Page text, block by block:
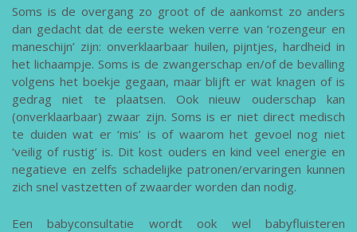
Soms is de overgang zo groot of de aankomst zo anders
dan gedacht dat de eerste weken verre van ‘rozengeur en
maneschijn’ zijn: onverklaarbaar huilen, pijntjes, hardheid in
het lichaampje. Soms is de zwangerschap en/of de bevalling
volgens het boekje gegaan, maar blijft er wat knagen of is
gedrag niet te plaatsen. Ook nieuw ouderschap kan
(onverklaarbaar) zwaar zijn. Soms is er niet direct medisch
te duiden wat er ‘mis’ is of waarom het gevoel nog niet
‘veilig of rustig’ is. Dit kost ouders en kind veel energie en
negatieve en zelfs schadelijke patronen/ervaringen kunnen
zich snel vastzetten of zwaarder worden dan nodig.
Een babyconsultatie wordt ook wel babyfluisteren